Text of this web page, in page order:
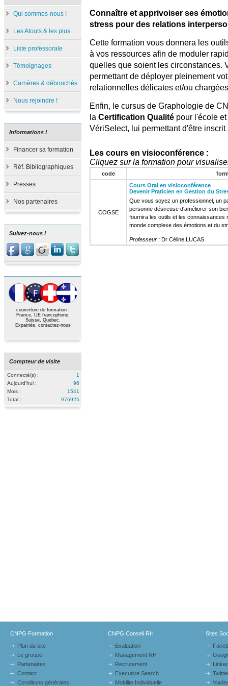
Qui sommes-nous !
Les Atouts & les plus
Liste professorale
Témoignages
Carrières & débouchés
Nous rejoindre !
Informations !
Financer sa formation
Réf. Bibliographiques
Presses
Nos partenaires
Suivez-nous !
couverture de formation :
France, UE francophone,
Suisse, Quebec.
Expatriés, contactez-nous
Compteur de visite
Connecté(s) :
1
Aujourd'hui :
96
Mois :
1541
Total :
976925
Connaître et apprivoiser ses
stress pour des relations
Cette formation vous donnera les
à vos ressources afin de moduler
quelles que soient les circonstances.
permettant de déployer pleinement
relationnelles délicates et/ou
Enfin, le cursus de Graphologie de
la Certification Qualité pour l'école
VériSelect, lui permettant d'être
Les cours en visioconférence :
Cliquez sur la formation pour
code
COGSE
Cours Oral en visioconférence
Devenir Praticien en Gestion du
Que vous soyez un professionnel, un
personne désireuse d'améliorer son
fournira les outils et les
monde complexe des émotions et du
Professeur : Dr Céline LUCAS
CNPG Formation
Plan du site
Le groupe
Partenaires
Contact
Conditions générales
CNPG Conseil RH
Evaluation
Management RH
Recrutement
Executive Search
Mobilite Individuelle
Sites